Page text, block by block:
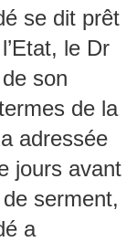
se dit prêt
le Dr
son
de la
adressée
jours avant
serment,
a